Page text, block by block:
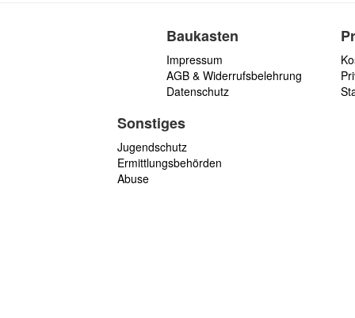
Baukasten
Impressum
AGB & Widerrufsbelehrung
Datenschutz
Sonstiges
Jugendschutz
Ermittlungsbehörden
Abuse